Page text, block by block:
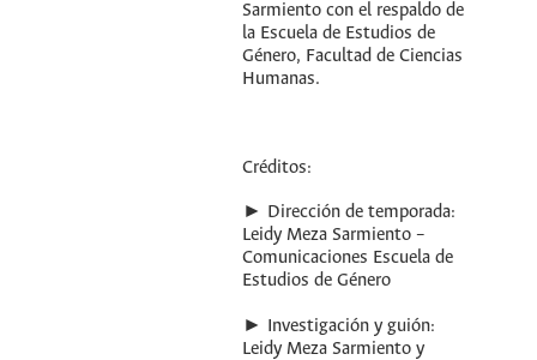
Sarmiento con el respaldo de
la Escuela de Estudios de
Género, Facultad de Ciencias
Humanas.
Créditos:
► Dirección de temporada:
Leidy Meza Sarmiento –
Comunicaciones Escuela de
Estudios de Género
► Investigación y guión:
Leidy Meza Sarmiento y